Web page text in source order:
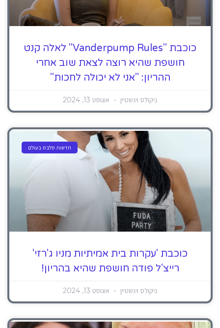
כוכבת "Vanderpump Rules" לאלה קנט
חושפת שהיא רוצה לצאת שוב אחרי
ההריון: "אני לא יכולה לחכות"
ניקולס וינשטיין אוגוסט 13, 2024
חדשות סלבס בעולם
כוכבת 'עקרות בית אמיתיות מניו ג'רזי'
רייצ'ל פודה חושפת שהיא בהריון!
ניקולס וינשטיין אוגוסט 13, 2024